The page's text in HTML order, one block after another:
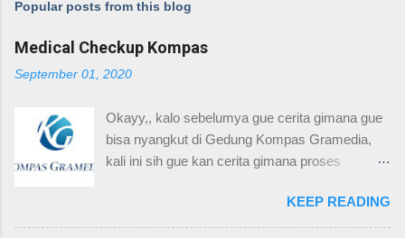
Popular posts from this blog
Medical Checkup Kompas
September 01, 2020
Okayy,, kalo sebelumya gue cerita gimana gue
bisa nyangkut di Gedung Kompas Gramedia,
kali ini sih gue kan cerita gimana proses
mungkin dari kalian ada yang belum pernah
sama sekali Medical Cehckup dan rada
KEEP READING